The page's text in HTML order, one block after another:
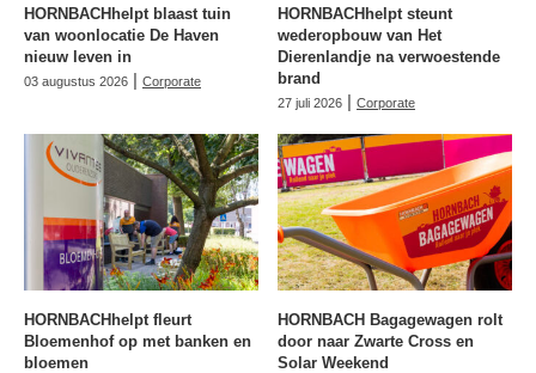
HORNBACHhelpt blaast tuin
van woonlocatie De Haven
nieuw leven in
03 augustus 2026 | Corporate
HORNBACHhelpt steunt
wederopbouw van Het
Dierenlandje na verwoestende
brand
27 juli 2026 | Corporate
HORNBACHhelpt fleurt
Bloemenhof op met banken en
bloemen
HORNBACH Bagagewagen rolt
door naar Zwarte Cross en
Solar Weekend